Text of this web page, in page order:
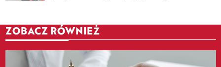
ZOBACZ RÓWNIEŻ